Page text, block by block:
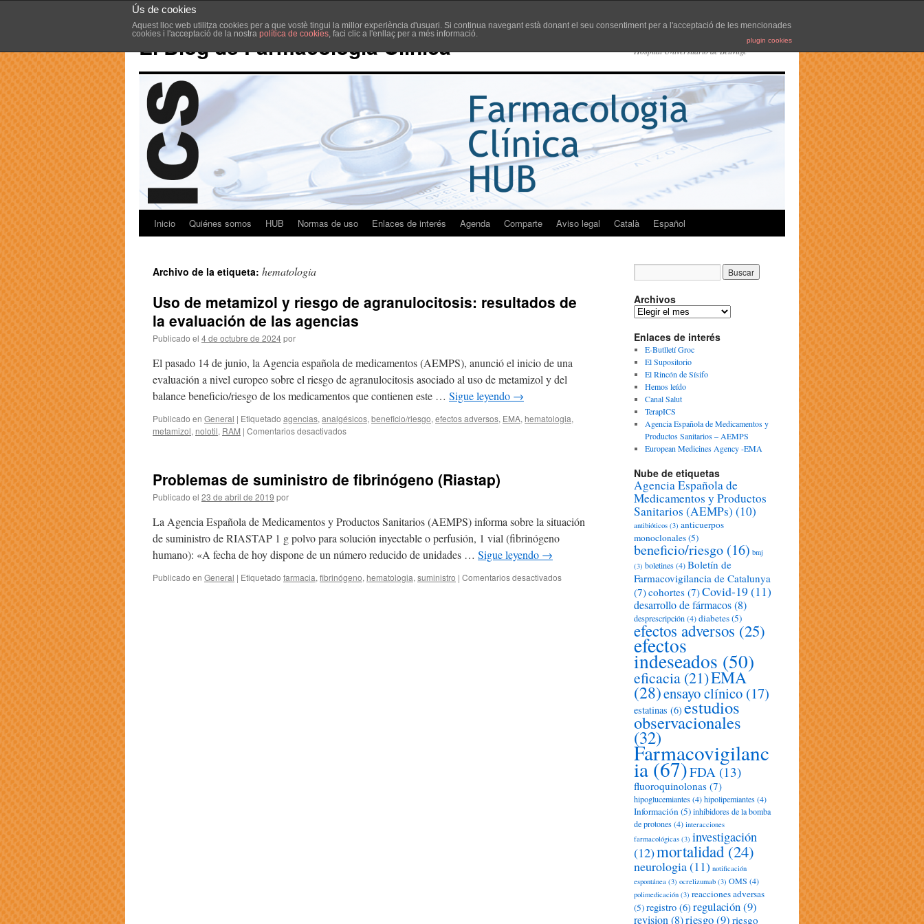
Ús de cookies
Aquest lloc web utilitza cookies per a que vostè tingui la millor experiència d'usuari. Si continua navegant està donant el seu consentiment per a l'acceptació de les mencionades
cookies i l'acceptació de la nostra política de cookies, faci clic a l'enllaç per a més informació.
plugin cookies
El Blog de Farmacología Clínica Hospital Universitario de Bellvitge
Inicio Quiénes somos HUB Normas de uso Enlaces de interés Agenda Comparte Aviso legal Català Español
Archivo de la etiqueta: hematologia
Uso de metamizol y riesgo de agranulocitosis: resultados de
la evaluación de las agencias
Publicado el 4 de octubre de 2024por
El pasado 14 de junio, la Agencia española de medicamentos (AEMPS), anunció el inicio de una
evaluación a nivel europeo sobre el riesgo de agranulocitosis asociado al uso de metamizol y del
balance beneficio/riesgo de los medicamentos que contienen este … Sigue leyendo →
Publicado en General | Etiquetado agencias, analgésicos, beneficio/riesgo, efectos adversos, EMA, hematologia,
metamizol, nolotil, RAM | Comentarios desactivados
Problemas de suministro de fibrinógeno (Riastap)
Publicado el 23 de abril de 2019 por
La Agencia Española de Medicamentos y Productos Sanitarios (AEMPS) informa sobre la situación
de suministro de RIASTAP 1 g polvo para solución inyectable o perfusión, 1 vial (fibrinógeno
humano): «A fecha de hoy dispone de un número reducido de unidades … Sigue leyendo →
Publicado en General | Etiquetado farmacia, fibrinógeno, hematologia, suministro | Comentarios desactivados
Archivos
Enlaces de interés
E-Butlletí Groc
El Supositorio
El Rincón de Sísifo
Hemos leído
Canal Salut
TerapICS
Agencia Española de Medicamentos y
Productos Sanitarios – AEMPS
European Medicines Agency -EMA
Nube de etiquetas
Agencia Española de
Medicamentos y Productos
Sanitarios (AEMPs) (10)
antibióticos (3) anticuerpos
monoclonales(5)
beneficio/riesgo (16) bmj
(3) boletines(4)Boletín de
Farmacovigilancia de Catalunya
(7)cohortes (7)Covid-19(11)
desarrollo de fármacos(8)
desprescripción(4)diabetes(5)
efectos adversos (25)
efectos
indeseados (50)
eficacia (21)EMA
(28)ensayo clínico (17)
estatinas (6) estudios
observacionales
(32)
Farmacovigilanc
ia(67)FDA (13)
fluoroquinolonas (7)
hipoglucemiantes(4)hipolipemiantes(4)
Información(5)inhibidores de la bomba
de protones(4) interacciones
farmacológicas (3) investigación
(12)mortalidad(24)
neurologia(11) notificación
espontánea (3) ocrelizumab (3) OMS (4)
polimedicación (3) reacciones adversas
(5)registro (6) regulación(9)
revision (8)riesgo(9) riesgo